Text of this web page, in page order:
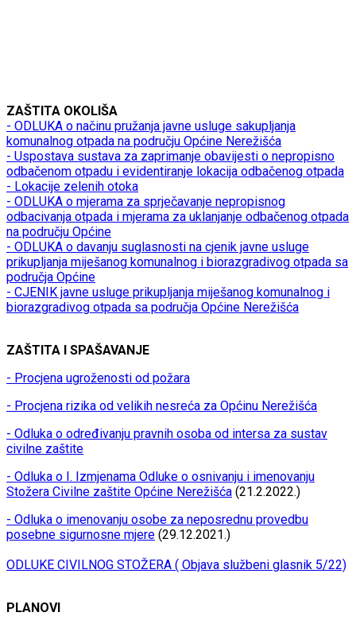
ZAŠTITA OKOLIŠA
- ODLUKA o načinu pružanja javne usluge sakupljanja
komunalnog otpada na području Općine Nerežišća
- Uspostava sustava za zaprimanje obavijesti o nepropisno
odbačenom otpadu i evidentiranje lokacija odbačenog otpada
- Lokacije zelenih otoka
- ODLUKA o mjerama za sprječavanje nepropisnog
odbacivanja otpada i mjerama za uklanjanje odbačenog otpada
na području Općine
- ODLUKA o davanju suglasnosti na cjenik javne usluge
prikupljanja miješanog komunalnog i biorazgradivog otpada sa
područja Općine
- CJENIK javne usluge prikupljanja miješanog komunalnog i
biorazgradivog otpada sa područja Općine Nerežišća
ZAŠTITA I SPAŠAVANJE
- Procjena ugroženosti od požara
- Procjena rizika od velikih nesreća za Općinu Nerežišća
- Odluka o određivanju pravnih osoba od intersa za sustav
civilne zaštite
- Odluka o I. Izmjenama Odluke o osnivanju i imenovanju
Stožera Civilne zaštite Općine Nerežišća (21.2.2022.)
- Odluka o imenovanju osobe za neposrednu provedbu
posebne sigurnosne mjere (29.12.2021.)
ODLUKE CIVILNOG STOŽERA ( Objava službeni glasnik 5/22)
PLANOVI